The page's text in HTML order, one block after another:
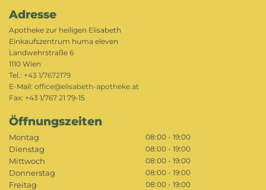
Adresse
Apotheke zur heiligen Elisabeth
Einkaufszentrum huma eleven
Landwehrstraße 6
1110 Wien
Tel.: +43 1/7672179
E-Mail: office@elisabeth-apotheke.at
Fax: +43 1/767 21 79-15
Öffnungszeiten
Montag 08:00 - 19:00
Dienstag 08:00 - 19:00
Mittwoch 08:00 - 19:00
Donnerstag 08:00 - 19:00
Freitag 08:00 - 19:00